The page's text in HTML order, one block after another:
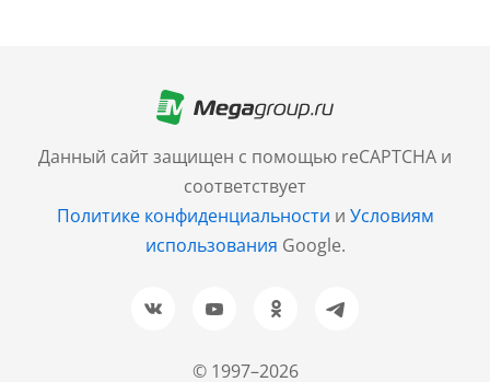
© 1997–2026
Данный сайт защищен с помощью reCAPTCHA и
соответствует
Политике конфиденциальности и Условиям
использования Google.
+7 (499) 705-30-10
Санкт-Петербург
+7 (812) 600-77-33
Барнаул
+7 (961) 999-93-93
Новосибирск